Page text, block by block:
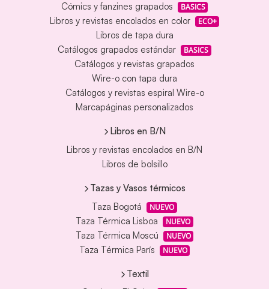
Cómics y fanzines grapados
BASICS
Libros y revistas encolados en color ECO+
Libros de tapa dura
Catálogos grapados estándar
BASICS
Catálogos y revistas grapados
Wire-o con tapa dura
Catálogos y revistas espiral Wire-o
Marcapáginas personalizados
Libros en B/N
Libros y revistas encolados en B/N
Libros de bolsillo
Tazas y Vasos térmicos
Taza Bogotá
NUEVO
Taza Térmica Lisboa NUEVO
Taza Térmica Moscú NUEVO
Taza Térmica París NUEVO
Textil